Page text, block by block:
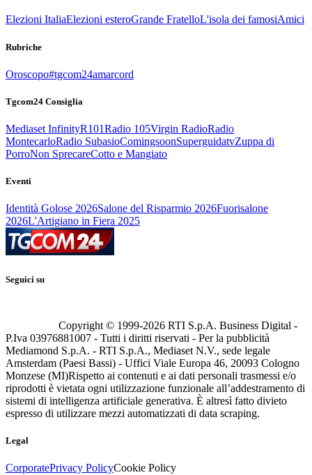
Elezioni ItaliaElezioni esteroGrande FratelloL'isola dei famosiAmici
Rubriche
Oroscopo#tgcom24amarcord
Tgcom24 Consiglia
Mediaset InfinityR101Radio 105Virgin RadioRadio
MontecarloRadio SubasioComingsoonSuperguidatvZuppa di
PorroNon SprecareCotto e Mangiato
Eventi
Identità Golose 2026Salone del Risparmio 2026Fuorisalone
2026L'Artigiano in Fiera 2025
Seguici su
Copyright © 1999-2026 RTI S.p.A. Business Digital -
P.Iva 03976881007 - Tutti i diritti riservati - Per la pubblicità
Mediamond S.p.A. - RTI S.p.A., Mediaset N.V., sede legale
Amsterdam (Paesi Bassi) - Uffici Viale Europa 46, 20093 Cologno
Monzese (MI)Rispetto ai contenuti e ai dati personali trasmessi e/o
riprodotti è vietata ogni utilizzazione funzionale all’addestramento di
sistemi di intelligenza artificiale generativa. È altresì fatto divieto
espresso di utilizzare mezzi automatizzati di data scraping.
Legal
CorporatePrivacy PolicyCookie Policy